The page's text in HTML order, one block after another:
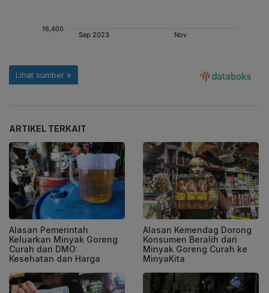
ARTIKEL TERKAIT
Alasan Pemerintah
Keluarkan Minyak Goreng
Curah dari DMO:
Kesehatan dan Harga
Alasan Kemendag Dorong
Konsumen Beralih dari
Minyak Goreng Curah ke
MinyaKita